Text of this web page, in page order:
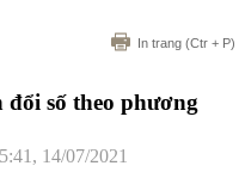
In trang (Ctr + P)
số theo phương
14/07/2021